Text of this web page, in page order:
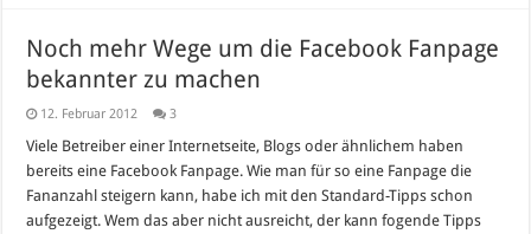
Noch mehr Wege um die Facebook Fanpage
bekannter zu machen
12. Februar 2012 3
Viele Betreiber einer Internetseite, Blogs oder ähnlichem haben
bereits eine Facebook Fanpage. Wie man für so eine Fanpage die
Fananzahl steigern kann, habe ich mit den Standard-Tipps schon
aufgezeigt. Wem das aber nicht ausreicht, der kann fogende Tipps